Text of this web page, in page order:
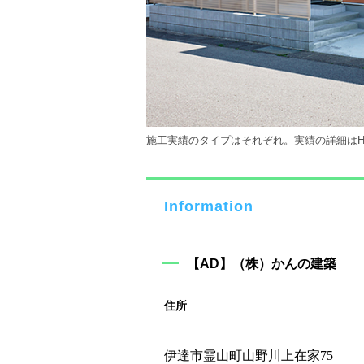
施工実績のタイプはそれぞれ。実績の詳細は
Information
【AD】（株）かんの建築
住所